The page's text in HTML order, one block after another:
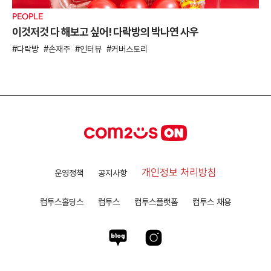
PEOPLE
이것저것 다 해보고 싶어! 다락방의 박나연 사우
다락방 손재주 인터뷰 커버스토리
운영정책 공지사항 개인정보 처리방침
컴투스홀딩스 컴투스 컴투스플랫폼 컴투스 채용